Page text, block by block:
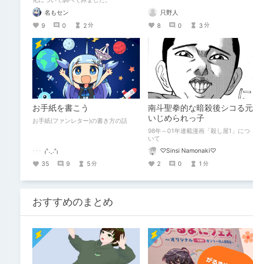
名もセン
9
0 2分
只野人
8
0 3 分
お手紙を書こう
お手紙(ファンレター)の書き方の話
₍ᐢ.ˬ.ᐢ₎
35
9 5分
南斗聖拳的な暗殺後シコる元
いじめられっ子
98年～01年連載漫画「殺し屋1」につ
いて
♡Sinsi Namonaki♡
2
0 1 分
おすすめのまとめ